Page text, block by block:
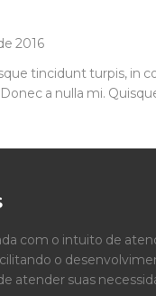
2016
tincidunt turpis, in
a nulla mi.
com o intuito de
o
atender suas